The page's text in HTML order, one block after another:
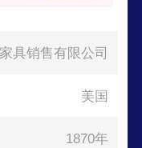
具销售有限公司
美国
1870年